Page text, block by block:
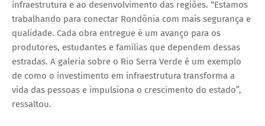
infraestrutura e ao desenvolvimento das regiões. “Estamos
trabalhando para conectar Rondônia com mais segurança e
qualidade. Cada obra entregue é um avanço para os
produtores, estudantes e famílias que dependem dessas
estradas. A galeria sobre o Rio Serra Verde é um exemplo
de como o investimento em infraestrutura transforma a
vida das pessoas e impulsiona o crescimento do estado”,
ressaltou.